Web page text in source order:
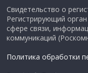
Свидетельство о
Регистрирующий
сфере связи,
коммуникаций
Политика обработки